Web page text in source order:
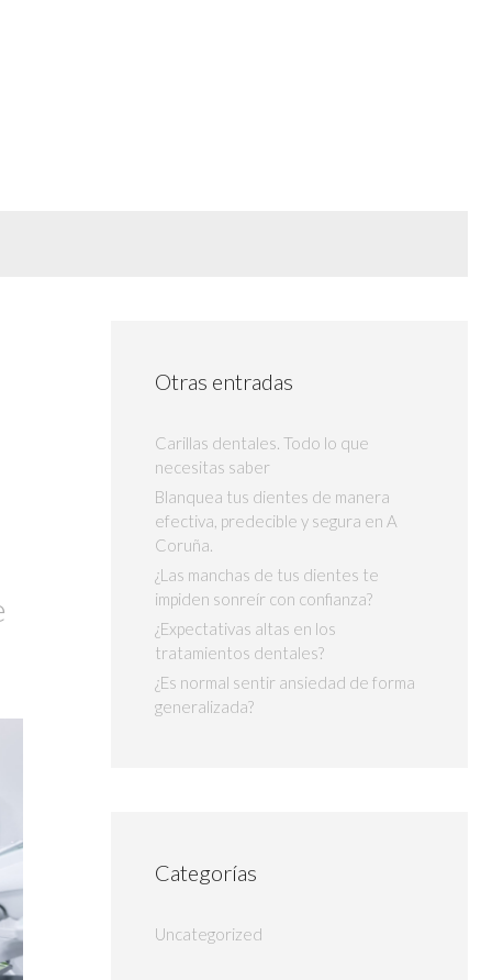
Otras entradas
Carillas dentales. Todo lo que
necesitas saber
Blanquea tus dientes de manera
efectiva, predecible y segura en A
Coruña.
¿Las manchas de tus dientes te
impiden sonreír con confianza?
¿Expectativas altas en los
tratamientos dentales?
¿Es normal sentir ansiedad de forma
generalizada?
Categorías
Uncategorized